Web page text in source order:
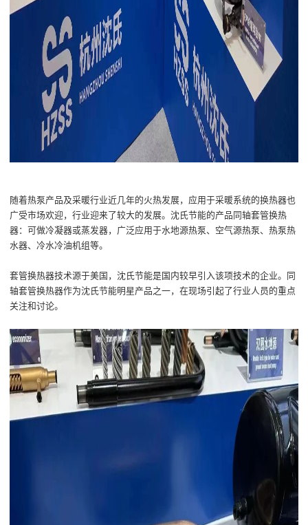
随着热泵产品及采暖行业近几年的火热发展，应用于采暖系统的换热器也
广受市场欢迎，行业迎来了较大的发展。沈氏节能的产品同轴套管换热
器：可做冷凝器或蒸发器，广泛应用于水地源热泵、空气源热泵、热泵热
水器、冷水冷油机组等。
套管换热器技术源于美国，沈氏节能是国内较早引入该项技术的企业。同
轴套管换热器作为沈氏节能明星产品之一，在现场引起了行业人员的重点
关注和讨论。